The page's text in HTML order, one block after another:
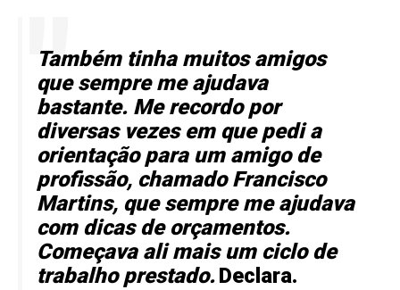
Também tinha muitos amigos
que sempre me ajudava
bastante. Me recordo por
diversas vezes em que pedi a
orientação para um amigo de
profissão, chamado Francisco
Martins, que sempre me ajudava
com dicas de orçamentos.
Começava ali mais um ciclo de
trabalho prestado.Declara.